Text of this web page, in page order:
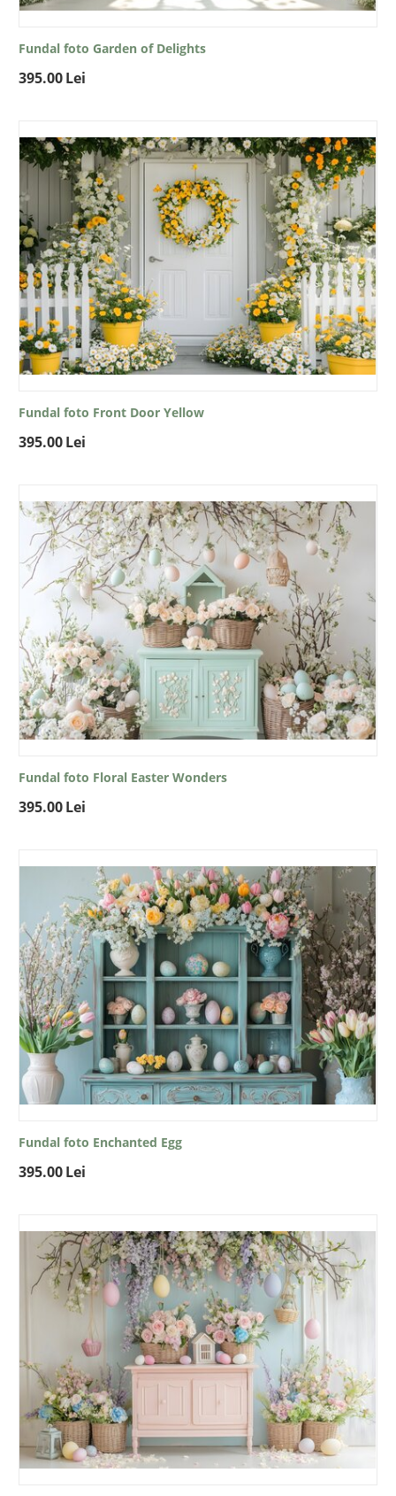
Fundal foto Garden of Delights
395.00Lei
Fundal foto Front Door Yellow
395.00Lei
Fundal foto Floral Easter Wonders
395.00Lei
Fundal foto Enchanted Egg
395.00Lei